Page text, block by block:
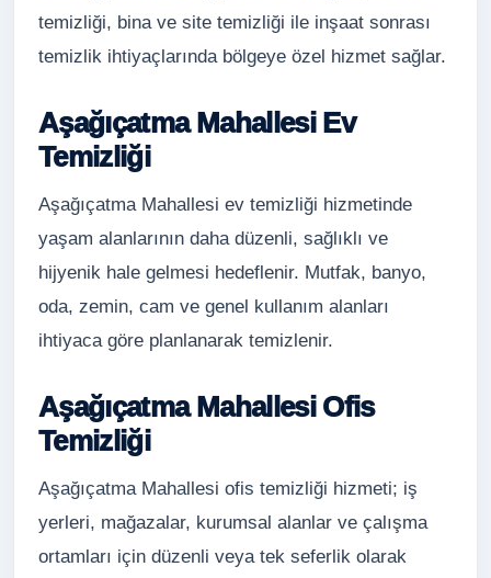
temizliği, bina ve site temizliği ile inşaat sonrası
temizlik ihtiyaçlarında bölgeye özel hizmet sağlar.
Aşağıçatma Mahallesi Ev
Temizliği
Aşağıçatma Mahallesi ev temizliği hizmetinde
yaşam alanlarının daha düzenli, sağlıklı ve
hijyenik hale gelmesi hedeflenir. Mutfak, banyo,
oda, zemin, cam ve genel kullanım alanları
ihtiyaca göre planlanarak temizlenir.
Aşağıçatma Mahallesi Ofis
Temizliği
Aşağıçatma Mahallesi ofis temizliği hizmeti; iş
yerleri, mağazalar, kurumsal alanlar ve çalışma
ortamları için düzenli veya tek seferlik olarak